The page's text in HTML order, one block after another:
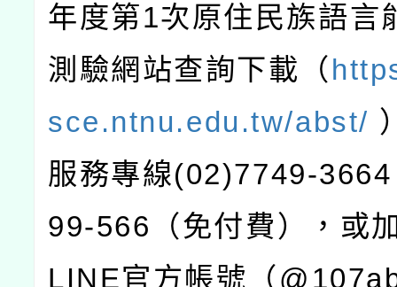
年度第1次原住民族語言
測驗網站查詢下載（
sce.ntnu.edu.tw/abst/
服務專線(02)7749-3664
99-566 （免付費），或
LINE官方帳號（